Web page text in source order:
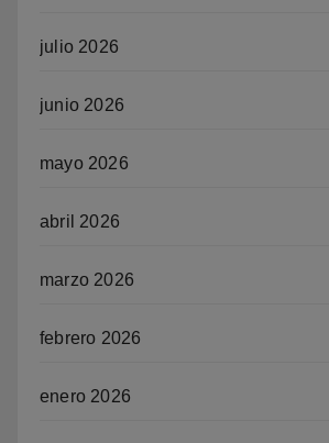
julio 2026
junio 2026
mayo 2026
abril 2026
marzo 2026
febrero 2026
enero 2026